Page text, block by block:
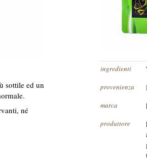
sottile ed un
né
ingredienti
provenienza
marca
produttore